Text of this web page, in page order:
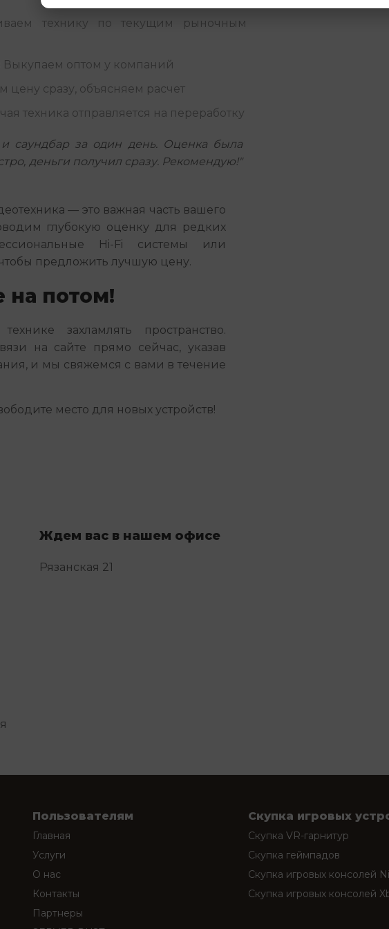
технику по текущим рыночным
Выкупаем оптом у компаний
цену сразу, объясняем расчет
техника отправляется на переработку
саундбар за один день. Оценка была
деньги получил сразу. Рекомендую!"
— это важная часть вашего
глубокую оценку для редких
Hi-Fi системы или
предложить лучшую цену.
на потом!
захламлять пространство.
на сайте прямо сейчас, указав
и мы свяжемся с вами в течение
место для новых устройств!
Ждем вас в нашем офисе
Рязанская 21
Пользователям
Главная
Услуги
О нас
Контакты
Партнеры
Скупка игровых
Скупка VR-гарнитур
Скупка геймпадов
Скупка игровых консолей
Скупка игровых консолей